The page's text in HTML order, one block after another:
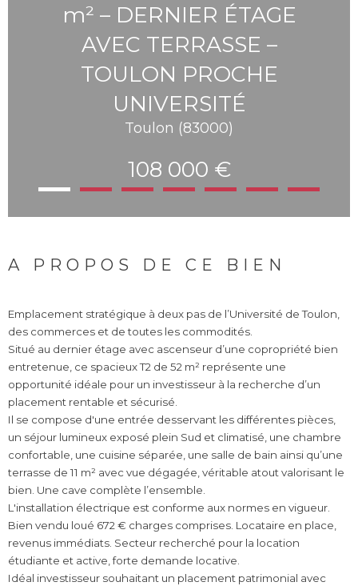
m² – DERNIER ÉTAGE
AVEC TERRASSE –
TOULON PROCHE
UNIVERSITÉ
Toulon (83000)
108 000 €
A PROPOS DE CE BIEN
Emplacement stratégique à deux pas de l’Université de Toulon,
des commerces et de toutes les commodités.
Situé au dernier étage avec ascenseur d’une copropriété bien
entretenue, ce spacieux T2 de 52 m² représente une
opportunité idéale pour un investisseur à la recherche d’un
placement rentable et sécurisé.
Il se compose d'une entrée desservant les différentes pièces,
un séjour lumineux exposé plein Sud et climatisé, une chambre
confortable, une cuisine séparée, une salle de bain ainsi qu’une
terrasse de 11 m² avec vue dégagée, véritable atout valorisant le
bien. Une cave complète l’ensemble.
L'installation électrique est conforme aux normes en vigueur.
Bien vendu loué 672 € charges comprises. Locataire en place,
revenus immédiats. Secteur recherché pour la location
étudiante et active, forte demande locative.
Idéal investisseur souhaitant un placement patrimonial avec